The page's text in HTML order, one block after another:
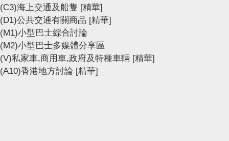
(C3)海上交通及船隻 [精華]
(D1)公共交通有關商品 [精華]
(M1)小型巴士綜合討論
(M2)小型巴士多媒體分享區
(V)私家車,商用車,政府及特種車輛 [精華]
(A10)香港地方討論 [精華]